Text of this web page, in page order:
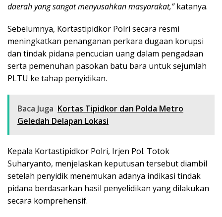
daerah yang sangat menyusahkan masyarakat,”katanya.
Sebelumnya, Kortastipidkor Polri secara resmi
meningkatkan penanganan perkara dugaan korupsi
dan tindak pidana pencucian uang dalam pengadaan
serta pemenuhan pasokan batu bara untuk sejumlah
PLTU ke tahap penyidikan.
Baca Juga Kortas Tipidkor dan Polda Metro
Geledah Delapan Lokasi
Kepala Kortastipidkor Polri, Irjen Pol. Totok
Suharyanto, menjelaskan keputusan tersebut diambil
setelah penyidik menemukan adanya indikasi tindak
pidana berdasarkan hasil penyelidikan yang dilakukan
secara komprehensif.